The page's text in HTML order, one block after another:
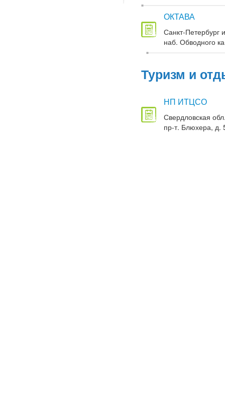
ОКТАВА
Санкт-Петербург
наб. Обводного
Туризм и
НП ИТЦСО
Свердловская
пр-т. Блюхера, д.